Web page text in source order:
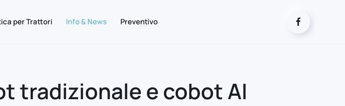
per Trattori Info & News Preventivo
tradizionale e cobot AI